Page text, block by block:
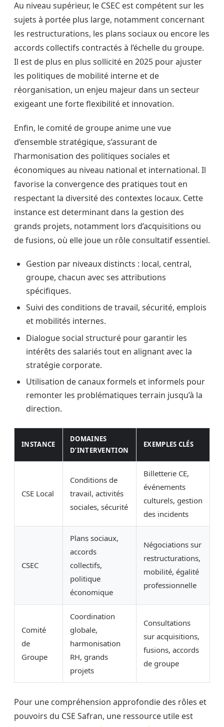
Au niveau supérieur, le CSEC est compétent sur les
sujets à portée plus large, notamment concernant
les restructurations, les plans sociaux ou encore les
accords collectifs contractés à l’échelle du groupe.
Il est de plus en plus sollicité en 2025 pour ajuster
les politiques de mobilité interne et de
réorganisation, un enjeu majeur dans un secteur
exigeant une forte flexibilité et innovation.
Enfin, le comité de groupe anime une vue
d’ensemble stratégique, s’assurant de
l’harmonisation des politiques sociales et
économiques au niveau national et international. Il
favorise la convergence des pratiques tout en
respectant la diversité des contextes locaux. Cette
instance est determinant dans la gestion des
grands projets, notamment lors d’acquisitions ou
de fusions, où elle joue un rôle consultatif essentiel.
Gestion par niveaux distincts : local, central,
groupe, chacun avec ses attributions
spécifiques.
Suivi des conditions de travail, sécurité, emplois
et mobilités internes.
Dialogue social structuré pour garantir les
intérêts des salariés tout en alignant avec la
stratégie corporate.
Utilisation de canaux formels et informels pour
remonter les problématiques terrain jusqu’à la
direction.
INSTANCE
DOMAINES
D’INTERVENTION
EXEMPLES CLÉS
CSE Local
Conditions de
travail, activités
sociales, sécurité
Billetterie CE,
événements
culturels, gestion
des incidents
CSEC
Plans sociaux,
accords
collectifs,
politique
économique
Négociations sur
restructurations,
mobilité, égalité
professionnelle
Comité
de
Groupe
Coordination
globale,
harmonisation
RH, grands
projets
Consultations
sur acquisitions,
fusions, accords
de groupe
Pour une compréhension approfondie des rôles et
pouvoirs du CSE Safran, une ressource utile est